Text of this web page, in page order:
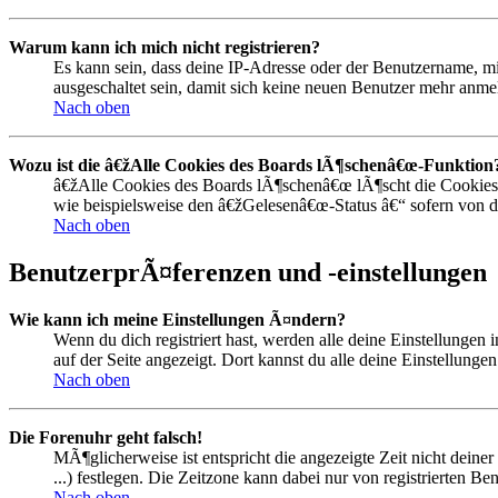
Warum kann ich mich nicht registrieren?
Es kann sein, dass deine IP-Adresse oder der
ausgeschaltet sein, damit sich keine neuen Benutzer mehr
Nach oben
Wozu ist die â€žAlle Cookies des Boards lÃ¶schenâ€œ-
â€žAlle Cookies des Boards lÃ¶schenâ€œ lÃ¶scht die
wie beispielsweise den â€žGelesenâ€œ-Status â€“ sofern
Nach oben
BenutzerprÃ¤ferenzen und -einstellungen
Wie kann ich meine Einstellungen Ã¤ndern?
Wenn du dich registriert hast, werden alle deine
auf der Seite angezeigt. Dort kannst du alle deine
Nach oben
Die Forenuhr geht falsch!
MÃ¶glicherweise ist entspricht die angezeigte Zeit nicht
...) festlegen. Die Zeitzone kann dabei nur von registrierten